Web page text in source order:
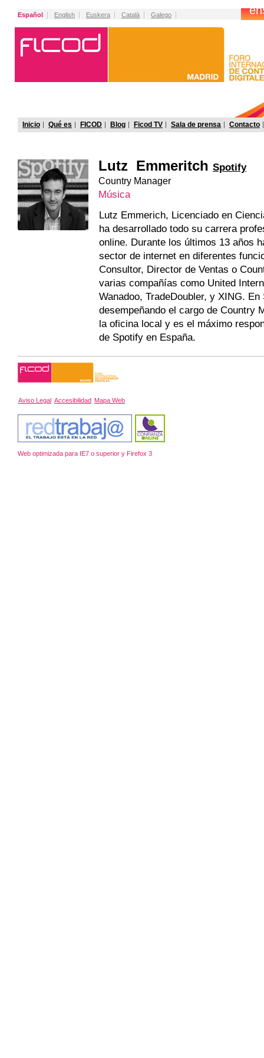
Español English Euskera Català Galego
Lutz Emmeritch Spotify
Country Manager
Música
Lutz Emmerich, Licenciado en
ha desarrollado todo su carrera
online. Durante los últimos 13 años
sector de internet en diferentes
Consultor, Director de Ventas o
varias compañías como United
Wanadoo, TradeDoubler, y XING. En
desempeñando el cargo de Country
la oficina local y es el máximo
de Spotify en España.
Inicio Qué es FICOD Blog Ficod TV Sala de prensa Contacto
Aviso Legal Accesibilidad Mapa Web
Web optimizada para IE7 o superior y Firefox 3